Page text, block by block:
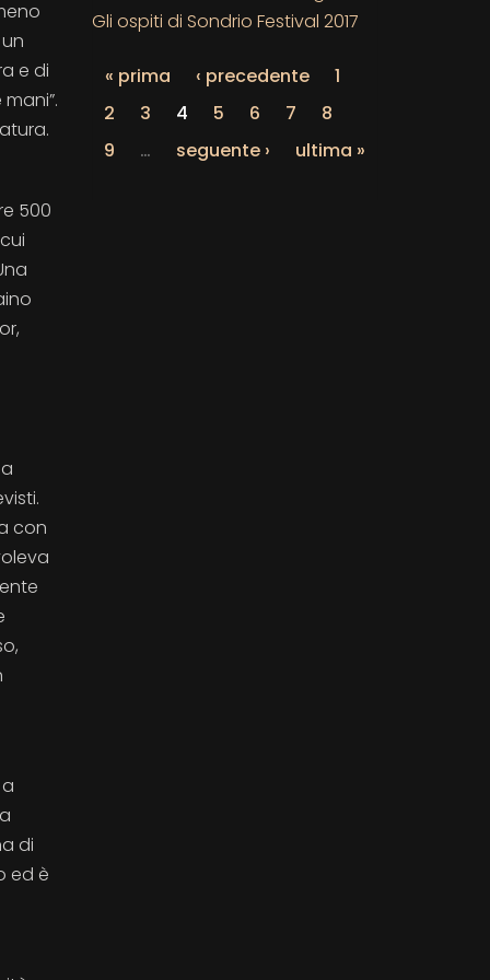
e di
500
con
di
ed è
Gli ospiti di Sondrio Festival 2017
« prima ‹ precedente
1
2
3 4 5 6 7
8
9
… seguente › ultima »